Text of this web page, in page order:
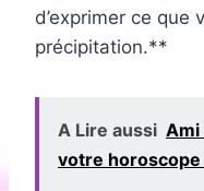
d’exprimer ce que
précipitation.**
A Lire aussi Ami
votre